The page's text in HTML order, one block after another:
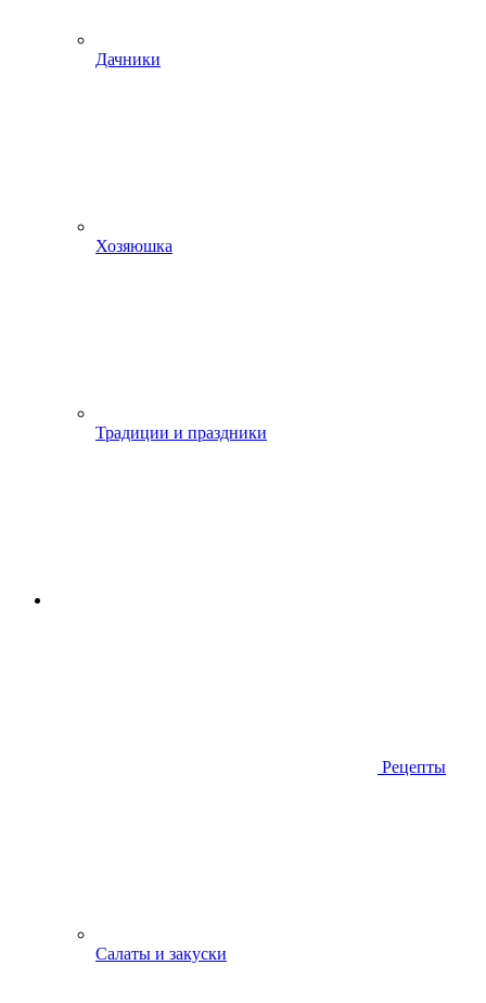
Дачники
Хозяюшка
Традиции и праздники
Рецепты
Салаты и закуски